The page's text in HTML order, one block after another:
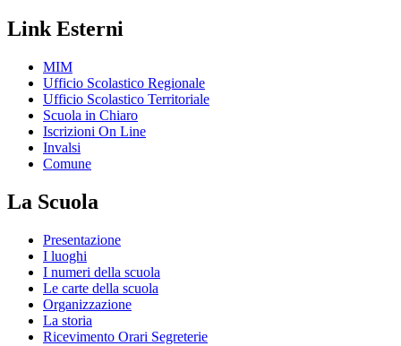
Link Esterni
MIM
Ufficio Scolastico Regionale
Ufficio Scolastico Territoriale
Scuola in Chiaro
Iscrizioni On Line
Invalsi
Comune
La Scuola
Presentazione
I luoghi
I numeri della scuola
Le carte della scuola
Organizzazione
La storia
Ricevimento Orari Segreterie